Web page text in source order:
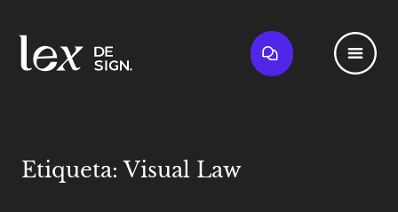
Etiqueta: Visual Law